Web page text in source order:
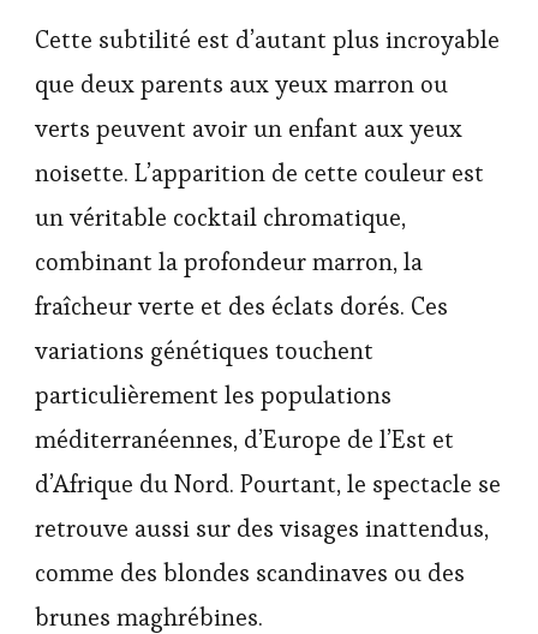
Cette subtilité est d’autant plus incroyable
que deux parents aux yeux marron ou
verts peuvent avoir un enfant aux yeux
noisette. L’apparition de cette couleur est
un véritable cocktail chromatique,
combinant la profondeur marron, la
fraîcheur verte et des éclats dorés. Ces
variations génétiques touchent
particulièrement les populations
méditerranéennes, d’Europe de l’Est et
d’Afrique du Nord. Pourtant, le spectacle se
retrouve aussi sur des visages inattendus,
comme des blondes scandinaves ou des
brunes maghrébines.